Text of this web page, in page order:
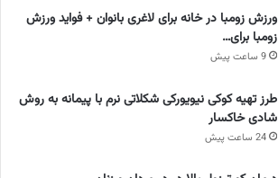
ورزش زومبا در خانه برای لاغری بانوان + فواید ورزش
زومبا برای…
9 ساعت پیش
طرز تهیه کوکی نیویورکی شکلاتی نرم با پیمانه به روش
شادی خاکسار
24 ساعت پیش